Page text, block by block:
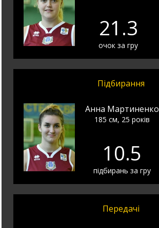
21.3
очок за гру
Підбирання
Анна Мартиненко
185 см, 25 років
10.5
підбирань за гру
Передачі